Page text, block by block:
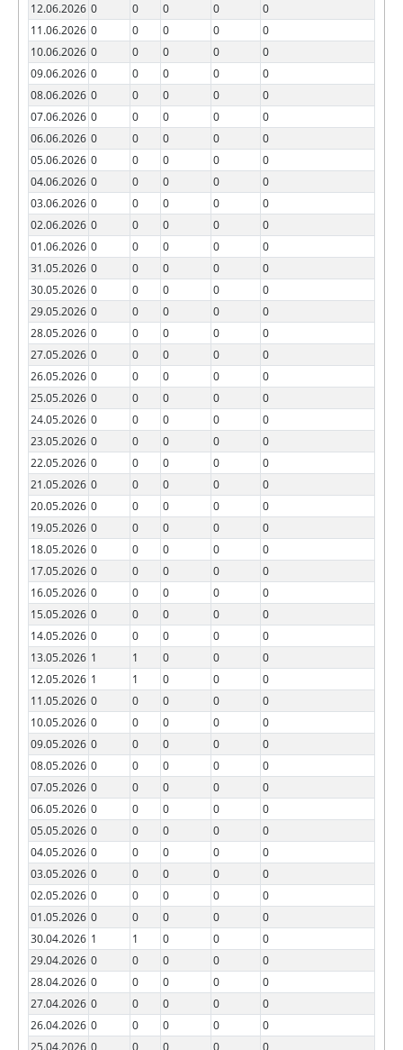
12.06.2026 0 0 0 0
0
11.06.2026 0 0 0 0
0
10.06.2026 0 0 0 0
0
09.06.2026 0 0 0 0
0
08.06.2026 0 0 0 0
0
07.06.2026 0 0 0 0
0
06.06.2026 0 0 0 0
0
05.06.2026 0 0 0 0
0
04.06.2026 0 0 0 0
0
03.06.2026 0 0 0 0
0
02.06.2026 0 0 0 0
0
01.06.2026 0 0 0 0
0
31.05.2026 0 0 0 0
0
30.05.2026 0 0 0 0
0
29.05.2026 0 0 0 0
0
28.05.2026 0 0 0 0
0
27.05.2026 0 0 0 0
0
26.05.2026 0 0 0 0
0
25.05.2026 0 0 0 0
0
24.05.2026 0 0 0 0
0
23.05.2026 0 0 0 0
0
22.05.2026 0 0 0 0
0
21.05.2026 0 0 0 0
0
20.05.2026 0 0 0 0
0
19.05.2026 0 0 0 0
0
18.05.2026 0 0 0 0
0
17.05.2026 0 0 0 0
0
16.05.2026 0 0 0 0
0
15.05.2026 0 0 0 0
0
14.05.2026 0 0 0 0
0
13.05.2026 1 1 0 0
0
12.05.2026 1 1 0 0
0
11.05.2026 0 0 0 0
0
10.05.2026 0 0 0 0
0
09.05.2026 0 0 0 0
0
08.05.2026 0 0 0 0
0
07.05.2026 0 0 0 0
0
06.05.2026 0 0 0 0
0
05.05.2026 0 0 0 0
0
04.05.2026 0 0 0 0
0
03.05.2026 0 0 0 0
0
02.05.2026 0 0 0 0
0
01.05.2026 0 0 0 0
0
30.04.2026 1 1 0 0
0
29.04.2026 0 0 0 0
0
28.04.2026 0 0 0 0
0
27.04.2026 0 0 0 0
0
26.04.2026 0 0 0 0
0
25.04.2026 0 0 0 0 0